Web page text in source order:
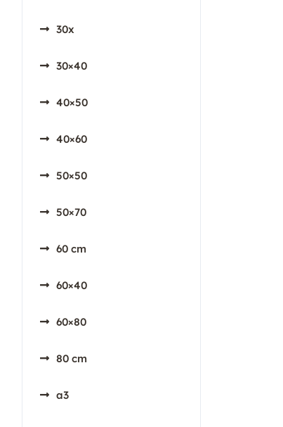
30x
30×40
40×50
40×60
50×50
50×70
60 cm
60×40
60×80
80 cm
a3